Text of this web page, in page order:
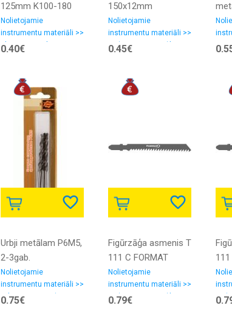
125mm K100-180
Nolietojamie
instrumentu materiāli >>
Slīpēšanas-pulēšanas
0.40€
150x12mm
Nolietojamie
instrumentu materiāli >>
Zāģu asmeņi, zāģlentas
0.45€
Urbji metālam P6M5,
2-3gab.
Nolietojamie
instrumentu materiāli >>
Urbji, caurumzāģi
0.75€
Figūrzāģa asmenis T
111 C FORMAT
Nolietojamie
instrumentu materiāli >>
Zāģu asmeņi, zāģlentas
0.79€
111